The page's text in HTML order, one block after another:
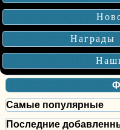
Награды
Самые популярные
Последние